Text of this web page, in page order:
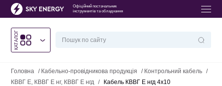
Офіційний постачальник
інструментів та обладнання
КАТАЛОГ
Головна / Кабельно-провідникова продукція / Контрольний кабель /
КВВГ Е, КВВГ Е нг, КВВГ Е нгд / Кабель КВВГ Е нгд 4х10